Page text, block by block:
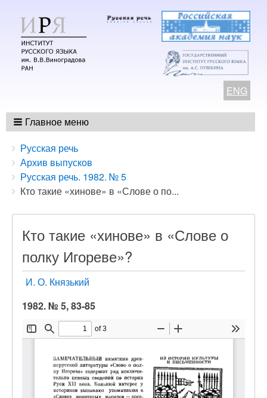
ENG
Главное меню
Breadcrumbs
You
are
here:
Русская речь
Архив выпусков
Русская речь. 1982. № 5
Кто такие «хинове» в «Слове о по...
Кто такие «хинове» в «Слове о
полку Игореве»?
И. О. Князький
1982. № 5, 83-85